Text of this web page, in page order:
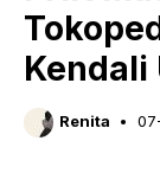
Kendali
Renita